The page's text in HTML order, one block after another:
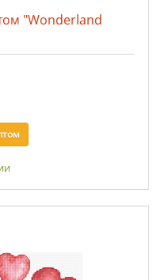
"Wonderland